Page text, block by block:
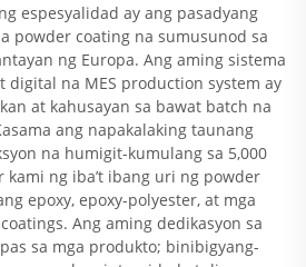
espesyalidad ay ang pasadyang
powder coating na sumusunod sa
ng Europa. Ang aming sistema
digital na MES production system ay
at kahusayan sa bawat batch na
ang napakalaking taunang
na humigit-kumulang sa 5,000
kami ng iba’t ibang uri ng powder
epoxy, epoxy-polyester, at mga
Ang aming dedikasyon sa
sa mga produkto; binibigyang-